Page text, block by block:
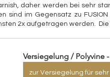
daher werden bei sehr
sind im Gegensatz zu
2x aufgetragen werden.  Die
Versiegelung / Polyvine
zur Versiegelung für